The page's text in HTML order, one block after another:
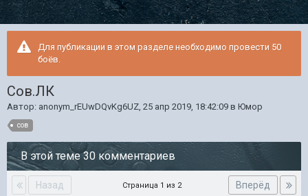
Для публикации в этом разделе необходимо провести 50
боёв.
Сов.ЛК
Автор: anonym_rEUwDQvKg6UZ, 25 апр 2019, 18:42:09 в Юмор
сов
В этой теме 30 комментариев
Назад Вперёд
Страница 1 из 2